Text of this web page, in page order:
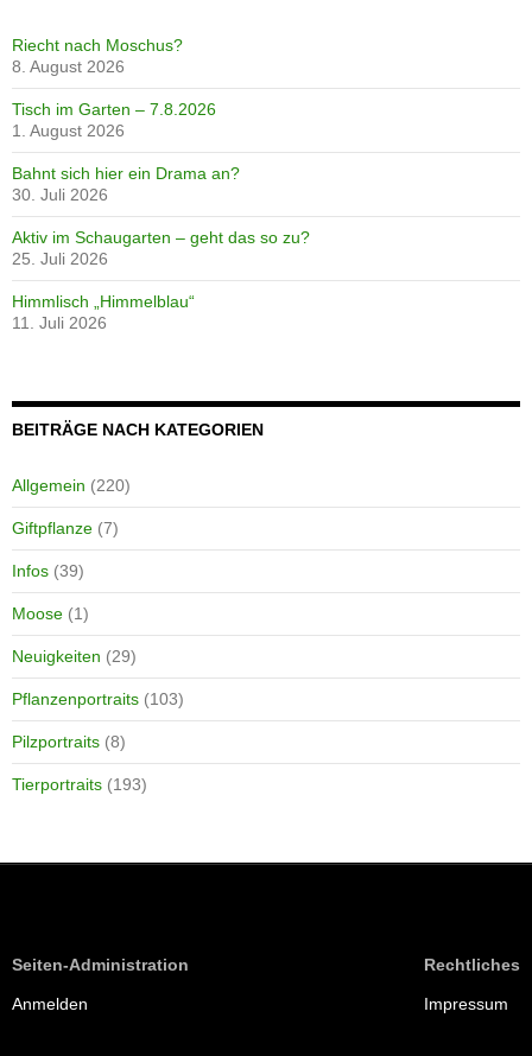
Riecht nach Moschus?
8. August 2026
Tisch im Garten – 7.8.2026
1. August 2026
Bahnt sich hier ein Drama an?
30. Juli 2026
Aktiv im Schaugarten – geht das so zu?
25. Juli 2026
Himmlisch „Himmelblau“
11. Juli 2026
BEITRÄGE NACH KATEGORIEN
Allgemein (220)
Giftpflanze (7)
Infos (39)
Moose (1)
Neuigkeiten (29)
Pflanzenportraits (103)
Pilzportraits (8)
Tierportraits (193)
Seiten-Administration
Anmelden
Rechtliches
Impressum